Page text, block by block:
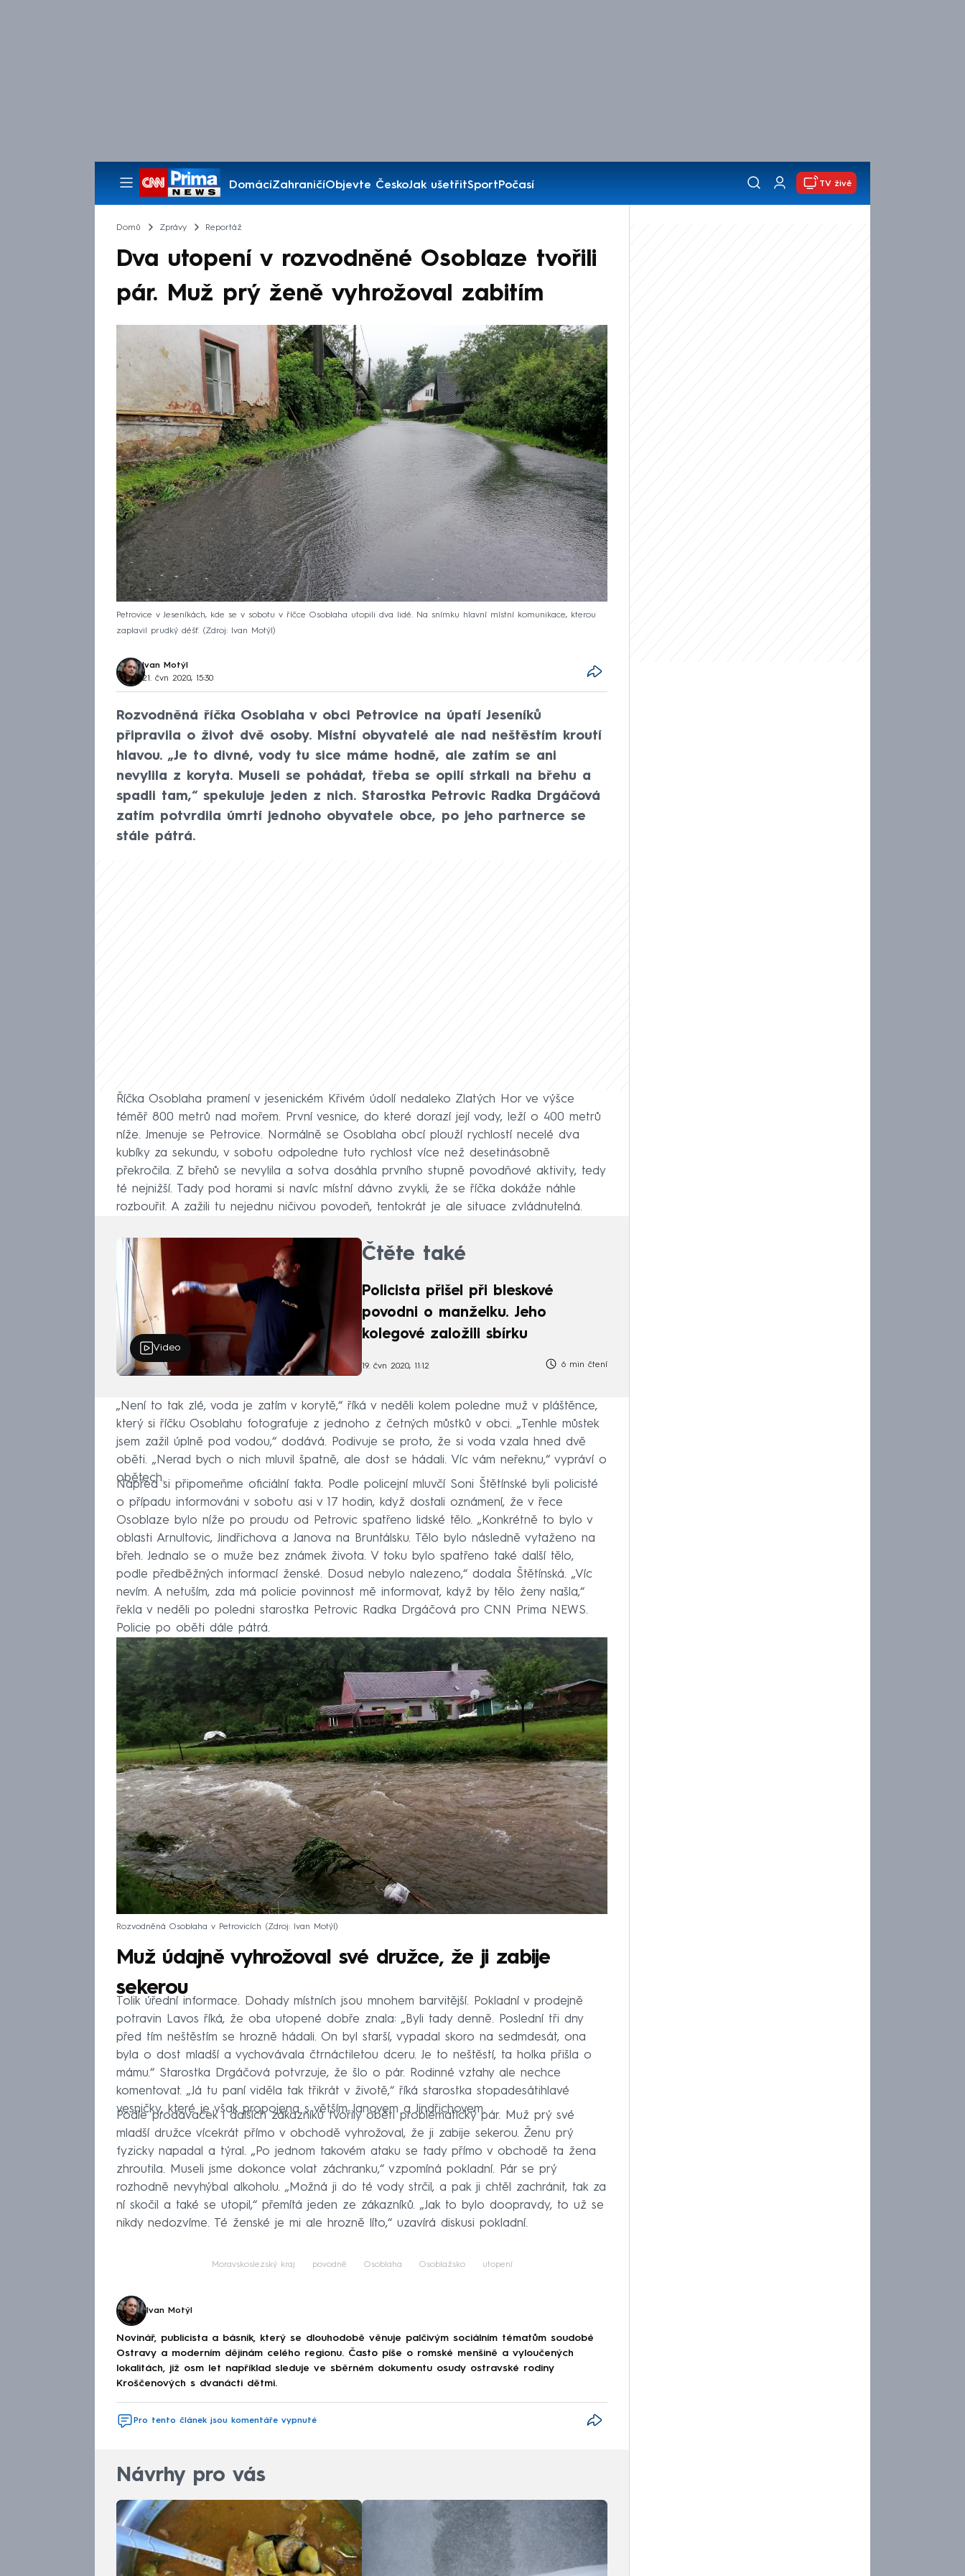
DomácíZahraničíObjevte ČeskoJak ušetřitSportPočasí
Pořady
TV živě
Domů Zprávy Reportáž
Dva utopení v rozvodněné Osoblaze tvořili
pár. Muž prý ženě vyhrožoval zabitím
Petrovice v Jeseníkách, kde se v sobotu v říčce Osoblaha utopili dva lidé. Na snímku hlavní místní komunikace, kterou
zaplavil prudký déšť.
Zdroj: Ivan Motýl
Ivan Motýl
21. čvn 2020, 15:30
Rozvodněná říčka Osoblaha v obci Petrovice na úpatí Jeseníků
připravila o život dvě osoby. Místní obyvatelé ale nad neštěstím kroutí
hlavou. „Je to divné, vody tu sice máme hodně, ale zatím se ani
nevylila z koryta. Museli se pohádat, třeba se opilí strkali na břehu a
spadli tam,“ spekuluje jeden z nich. Starostka Petrovic Radka Drgáčová
zatím potvrdila úmrtí jednoho obyvatele obce, po jeho partnerce se
stále pátrá.
Říčka Osoblaha pramení v jesenickém Křivém údolí nedaleko Zlatých Hor ve výšce
téměř 800 metrů nad mořem. První vesnice, do které dorazí její vody, leží o 400 metrů
níže. Jmenuje se Petrovice. Normálně se Osoblaha obcí plouží rychlostí necelé dva
kubíky za sekundu, v sobotu odpoledne tuto rychlost více než desetinásobně
překročila. Z břehů se nevylila a sotva dosáhla prvního stupně povodňové aktivity, tedy
té nejnižší. Tady pod horami si navíc místní dávno zvykli, že se říčka dokáže náhle
rozbouřit. A zažili tu nejednu ničivou povodeň, tentokrát je ale situace zvládnutelná.
Video
Čtěte také
Policista přišel při bleskové
povodni o manželku. Jeho
kolegové založili sbírku
19. čvn 2020, 11:12 6 min čtení
„Není to tak zlé, voda je zatím v korytě,“ říká v neděli kolem poledne muž v pláštěnce,
který si říčku Osoblahu fotografuje z jednoho z četných můstků v obci. „Tenhle můstek
jsem zažil úplně pod vodou,“ dodává. Podivuje se proto, že si voda vzala hned dvě
oběti. „Nerad bych o nich mluvil špatně, ale dost se hádali. Víc vám neřeknu,“ vypráví o
obětech.
Napřed si připomeňme oficiální fakta. Podle policejní mluvčí Soni Štětínské byli policisté
o případu informováni v sobotu asi v 17 hodin, když dostali oznámení, že v řece
Osoblaze bylo níže po proudu od Petrovic spatřeno lidské tělo. „Konkrétně to bylo v
oblasti Arnultovic, Jindřichova a Janova na Bruntálsku. Tělo bylo následně vytaženo na
břeh. Jednalo se o muže bez známek života. V toku bylo spatřeno také další tělo,
podle předběžných informací ženské. Dosud nebylo nalezeno,“ dodala Štětínská. „Víc
nevím. A netuším, zda má policie povinnost mě informovat, když by tělo ženy našla,“
řekla v neděli po poledni starostka Petrovic Radka Drgáčová pro CNN Prima NEWS.
Policie po oběti dále pátrá.
Rozvodněná Osoblaha v Petrovicích Zdroj: Ivan Motýl
Muž údajně vyhrožoval své družce, že ji zabije
sekerou
Tolik úřední informace. Dohady místních jsou mnohem barvitější. Pokladní v prodejně
potravin Lavos říká, že oba utopené dobře znala: „Byli tady denně. Poslední tři dny
před tím neštěstím se hrozně hádali. On byl starší, vypadal skoro na sedmdesát, ona
byla o dost mladší a vychovávala čtrnáctiletou dceru. Je to neštěstí, ta holka přišla o
mámu.“ Starostka Drgáčová potvrzuje, že šlo o pár. Rodinné vztahy ale nechce
komentovat. „Já tu paní viděla tak třikrát v životě,“ říká starostka stopadesátihlavé
vesničky, které je však propojena s větším Janovem a Jindřichovem.
Podle prodavaček i dalších zákazníků tvořily oběti problematický pár. Muž prý své
mladší družce vícekrát přímo v obchodě vyhrožoval, že ji zabije sekerou. Ženu prý
fyzicky napadal a týral. „Po jednom takovém ataku se tady přímo v obchodě ta žena
zhroutila. Museli jsme dokonce volat záchranku,“ vzpomíná pokladní. Pár se prý
rozhodně nevyhýbal alkoholu. „Možná ji do té vody strčil, a pak ji chtěl zachránit, tak za
ní skočil a také se utopil,“ přemítá jeden ze zákazníků. „Jak to bylo doopravdy, to už se
nikdy nedozvíme. Té ženské je mi ale hrozně líto,“ uzavírá diskusi pokladní.
Moravskoslezský kraj povodně Osoblaha Osoblažsko utopení
Ivan Motýl
Novinář, publicista a básník, který se dlouhodobě věnuje palčivým sociálním tématům soudobé
Ostravy a moderním dějinám celého regionu. Často píše o romské menšině a vyloučených
lokalitách, již osm let například sleduje ve sběrném dokumentu osudy ostravské rodiny
Kroščenových s dvanácti dětmi.
Pro tento článek jsou komentáře vypnuté
Návrhy pro vás